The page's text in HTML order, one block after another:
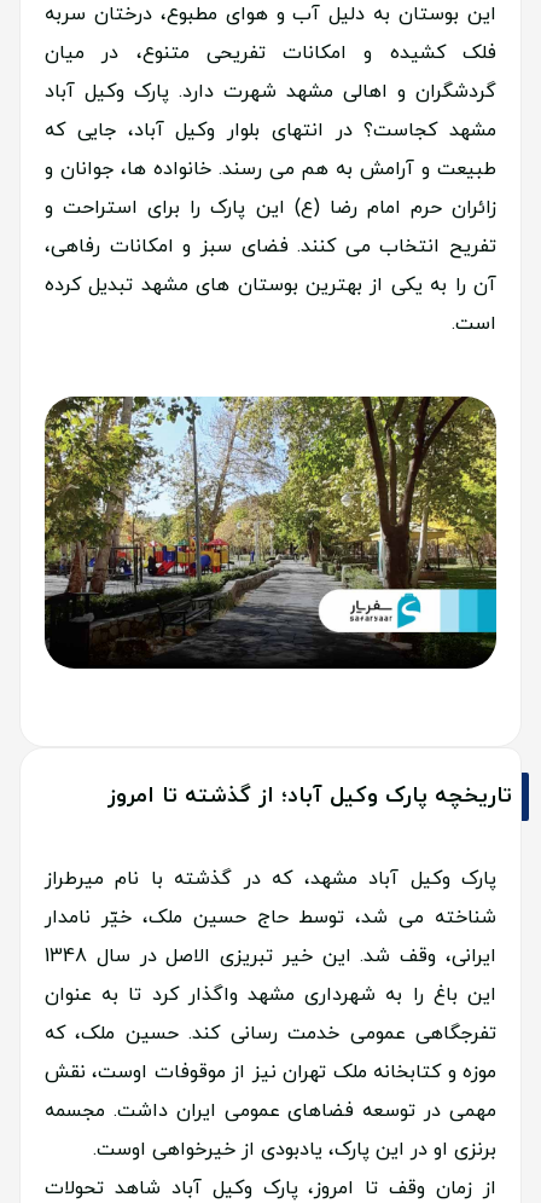
این بوستان به دلیل آب و هوای مطبوع، درختان سربه
فلک کشیده و امکانات تفریحی متنوع، در میان
گردشگران و اهالی مشهد شهرت دارد. پارک وکیل آباد
مشهد کجاست؟ در انتهای بلوار وکیل آباد، جایی که
طبیعت و آرامش به هم می رسند. خانواده ها، جوانان و
زائران حرم امام رضا (ع) این پارک را برای استراحت و
تفریح انتخاب می کنند. فضای سبز و امکانات رفاهی،
آن را به یکی از بهترین بوستان های مشهد تبدیل کرده
است.
تاریخچه پارک وکیل آباد؛ از گذشته تا امروز
پارک وکیل آباد مشهد، که در گذشته با نام میرطراز
شناخته می شد، توسط حاج حسین ملک، خیّر نامدار
ایرانی، وقف شد. این خیر تبریزی الاصل در سال 1348
این باغ را به شهرداری مشهد واگذار کرد تا به عنوان
تفرجگاهی عمومی خدمت رسانی کند. حسین ملک، که
موزه و کتابخانه ملک تهران نیز از موقوفات اوست، نقش
مهمی در توسعه فضاهای عمومی ایران داشت. مجسمه
برنزی او در این پارک، یادبودی از خیرخواهی اوست.
از زمان وقف تا امروز، پارک وکیل آباد شاهد تحولات